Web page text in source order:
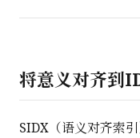
将意义对齐到
SIDX（语义对齐索